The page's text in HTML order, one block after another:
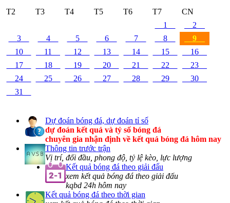
T2 T3 T4 T5 T6 T7
CN
1
2
3
4 5 6 7 8
9
10
11 12 13 14 15
16
17
18 19 20 21 22
23
24
25 26 27 28 29
30
31
Dự đoán bóng đá, dự đoán tỉ số
dự đoán kết quả và tỷ số bóng đá
chuyên gia nhận định về kết quả bóng đá hôm nay
Thông tin trước trận
Vị trí, đối đầu, phong độ, tỷ lệ kèo, lực lượng
Kết quả bóng đá theo giải đấu
xem kết quả bóng đá theo giải đấu
kqbd 24h hôm nay
Kết quả bóng đá theo thời gian